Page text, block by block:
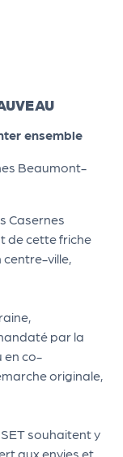
ensemble
Beaumont-
Casernes
de cette friche
centre-ville,
par la
en co-
originale,
souhaitent y
aux envies et